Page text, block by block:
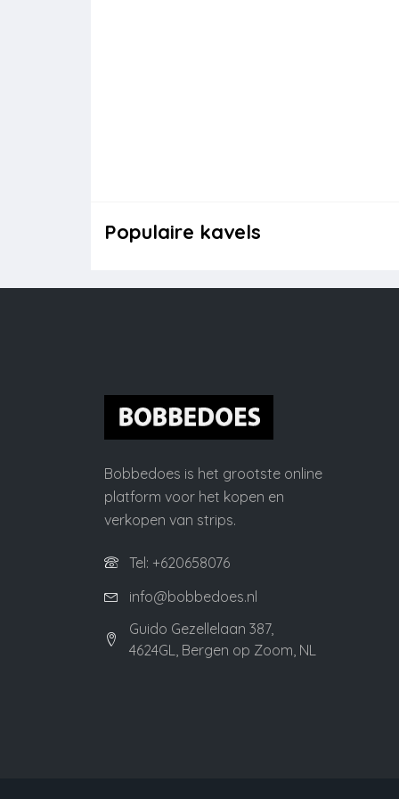
Populaire kavels
Bobbedoes is het grootste online
platform voor het kopen en
verkopen van strips.
Tel: +620658076
info@bobbedoes.nl
Guido Gezellelaan 387,
4624GL, Bergen op Zoom, NL